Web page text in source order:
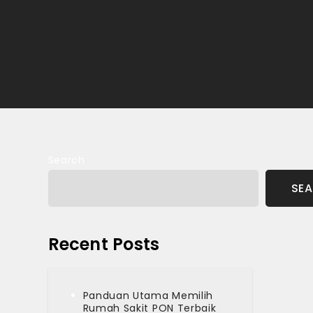
Recent Posts
Panduan Utama Memilih
Rumah Sakit PON Terbaik